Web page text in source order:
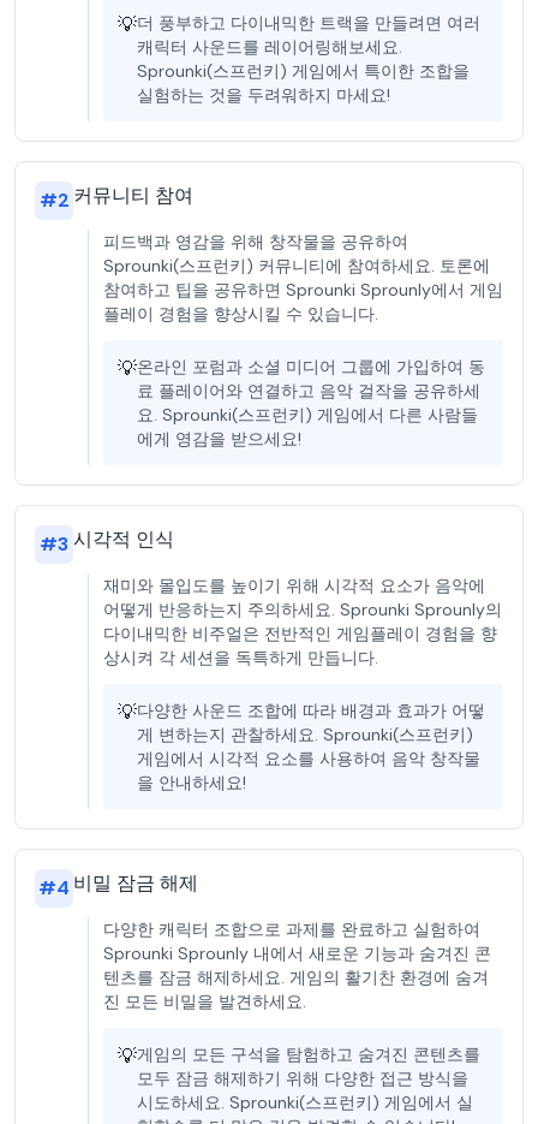
💡더 풍부하고 다이내믹한 트랙을 만들려면 여러
캐릭터 사운드를 레이어링해보세요.
Sprounki(스프런키) 게임에서 특이한 조합을
실험하는 것을 두려워하지 마세요!
#2 커뮤니티 참여
피드백과 영감을 위해 창작물을 공유하여
Sprounki(스프런키) 커뮤니티에 참여하세요. 토론에
참여하고 팁을 공유하면 Sprounki Sprounly에서 게임
플레이 경험을 향상시킬 수 있습니다.
💡온라인 포럼과 소셜 미디어 그룹에 가입하여 동
료 플레이어와 연결하고 음악 걸작을 공유하세
요. Sprounki(스프런키) 게임에서 다른 사람들
에게 영감을 받으세요!
#3시각적 인식
재미와 몰입도를 높이기 위해 시각적 요소가 음악에
어떻게 반응하는지 주의하세요. Sprounki Sprounly의
다이내믹한 비주얼은 전반적인 게임플레이 경험을 향
상시켜 각 세션을 독특하게 만듭니다.
💡다양한 사운드 조합에 따라 배경과 효과가 어떻
게 변하는지 관찰하세요. Sprounki(스프런키)
게임에서 시각적 요소를 사용하여 음악 창작물
을 안내하세요!
#4 비밀 잠금 해제
다양한 캐릭터 조합으로 과제를 완료하고 실험하여
Sprounki Sprounly 내에서 새로운 기능과 숨겨진 콘
텐츠를 잠금 해제하세요. 게임의 활기찬 환경에 숨겨
진 모든 비밀을 발견하세요.
💡게임의 모든 구석을 탐험하고 숨겨진 콘텐츠를
모두 잠금 해제하기 위해 다양한 접근 방식을
시도하세요. Sprounki(스프런키) 게임에서 실